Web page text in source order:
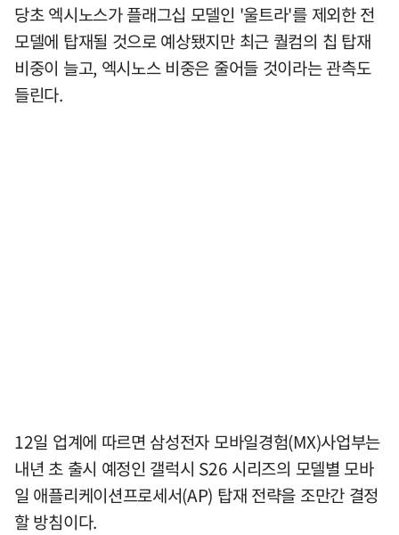
당초 엑시노스가 플래그십 모델인 '울트라'를 제외한 전
모델에 탑재될 것으로 예상됐지만 최근 퀄컴의 칩 탑재
비중이 늘고, 엑시노스 비중은 줄어들 것이라는 관측도
들린다.
12일 업계에 따르면 삼성전자 모바일경험(MX)사업부는
내년 초 출시 예정인 갤럭시 S26 시리즈의 모델별 모바
일 애플리케이션프로세서(AP) 탑재 전략을 조만간 결정
할 방침이다.